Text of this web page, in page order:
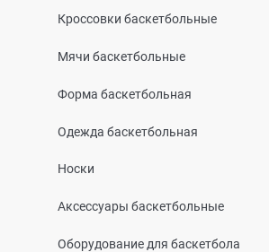
Кроссовки баскетбольные
Мячи баскетбольные
Форма баскетбольная
Одежда баскетбольная
Носки
Аксессуары баскетбольные
Оборудование для баскетбола